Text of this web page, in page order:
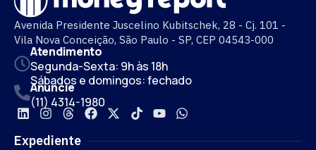
Avenida Presidente Juscelino Kubitschek, 28 - Cj. 101 -
Vila Nova Conceição, São Paulo - SP, CEP 04543-000
Atendimento
Segunda-Sexta: 9h às 18h
Sábados e domingos: fechado
Anuncie
(11) 4314-1980
Expediente